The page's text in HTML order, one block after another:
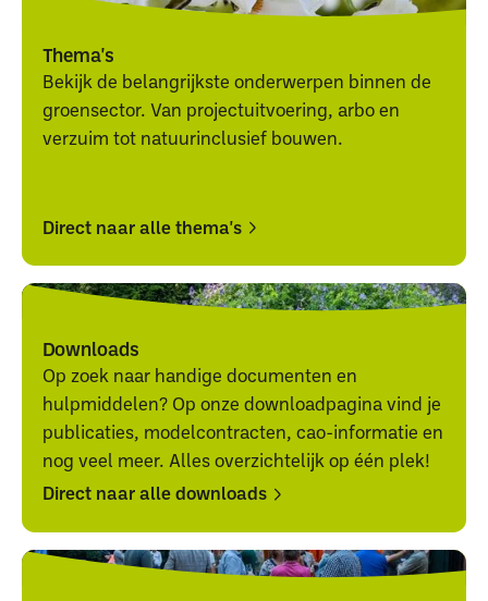
Thema's
Bekijk de belangrijkste onderwerpen binnen de
groensector. Van projectuitvoering, arbo en
verzuim tot natuurinclusief bouwen.
Direct naar alle thema's
Direct
naar
thema's
Direct
naar
thema's
Downloads
Op zoek naar handige documenten en
hulpmiddelen? Op onze downloadpagina vind je
publicaties, modelcontracten, cao-informatie en
nog veel meer. Alles overzichtelijk op één plek!
Direct naar alle downloads
Direct
naar
Direct
naar